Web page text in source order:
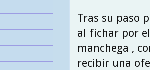
Tras su paso
al fichar por
manchega ,
recibir una